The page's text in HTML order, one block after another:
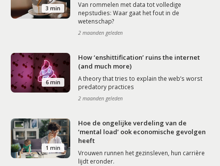
3 min
Van rommelen met data tot volledige
nepstudies: Waar gaat het fout in de
wetenschap?
2 maanden geleden
6 min
How ‘enshittification’ ruins the internet
(and much more)
A theory that tries to explain the web’s worst
predatory practices
2 maanden geleden
1 min
Hoe de ongelijke verdeling van de
‘mental load’ ook economische gevolgen
heeft
Vrouwen runnen het gezinsleven, hun carrière
lijdt eronder.